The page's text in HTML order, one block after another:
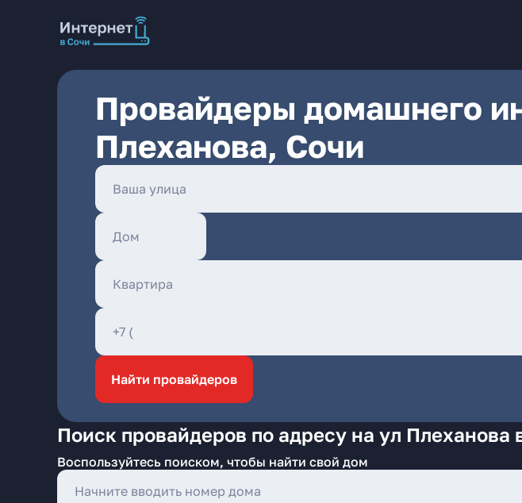
Провайдеры домашнего
Плеханова, Сочи
Найти провайдеров
Поиск провайдеров по адресу на ул Плеханова
Воспользуйтесь поиском, чтобы найти свой дом